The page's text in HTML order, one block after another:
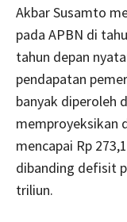
Akbar Susamto
pada APBN di
tahun depan
pendapatan
banyak diperoleh
memproyeksikan
mencapai Rp
dibanding defisit
triliun.